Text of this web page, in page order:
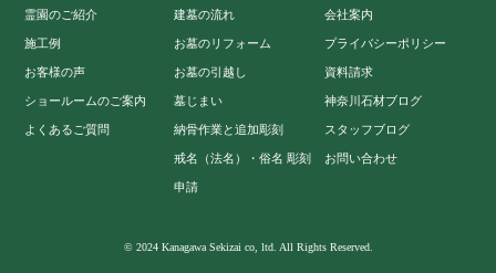
霊園のご紹介
施工例
お客様の声
ショールームのご案内
よくあるご質問
建墓の流れ
お墓のリフォーム
お墓の引越し
墓じまい
納骨作業と追加彫刻
戒名（法名）・俗名 彫刻
申請
会社案内
プライバシーポリシー
資料請求
神奈川石材ブログ
スタッフブログ
お問い合わせ
© 2024 Kanagawa Sekizai co, ltd. All Rights Reserved.